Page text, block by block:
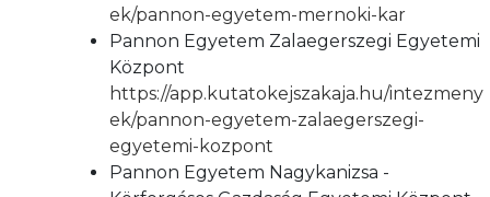
ek/pannon-egyetem-mernoki-kar
Pannon Egyetem Zalaegerszegi Egyetemi
Központ
https://app.kutatokejszakaja.hu/intezmeny
ek/pannon-egyetem-zalaegerszegi-
egyetemi-kozpont
Pannon Egyetem Nagykanizsa -